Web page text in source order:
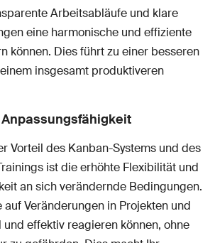
Arbeitsabläufe und klare
eine harmonische und effiziente
können. Dies führt zu einer besseren
insgesamt produktiveren
Vorteil des Kanban-Systems und des
ist die erhöhte Flexibilität und
an sich verändernde Bedingungen.
auf Veränderungen in Projekten und
und effektiv reagieren können, ohne